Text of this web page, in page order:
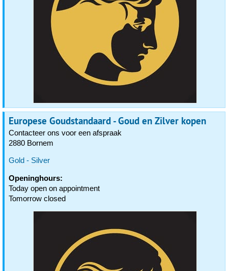
Europese Goudstandaard - Goud en Zilver kopen
Contacteer ons voor een afspraak
2880 Bornem
Gold - Silver
Openinghours:
Today open on appointment
Tomorrow closed